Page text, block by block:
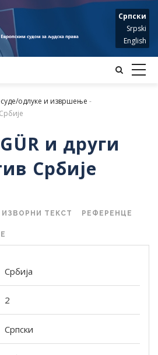
Српски
Srpski
English
одлуке и извршење -
и други
Србије
ИЗВОРНИ ТЕКСТ РЕФЕРЕНЦЕ
Србија
2
Српски